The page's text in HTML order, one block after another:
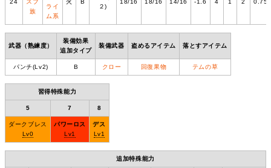
24
スプ
族
ライ
ム系
火 B
２)
18/16 18/16 14/16 -1.6 4 1 2 0.75
武器（熟練度）
装備効果
追加タイプ
装備武器 盗めるアイテム 落とすアイテム
パンチ(Lv2) B クロー 回復果物 テムの草
習得特殊能力
5 7 8
ダークブレス
Lv0
パワーロス
Lv1
デス
Lv1
追加特殊能力